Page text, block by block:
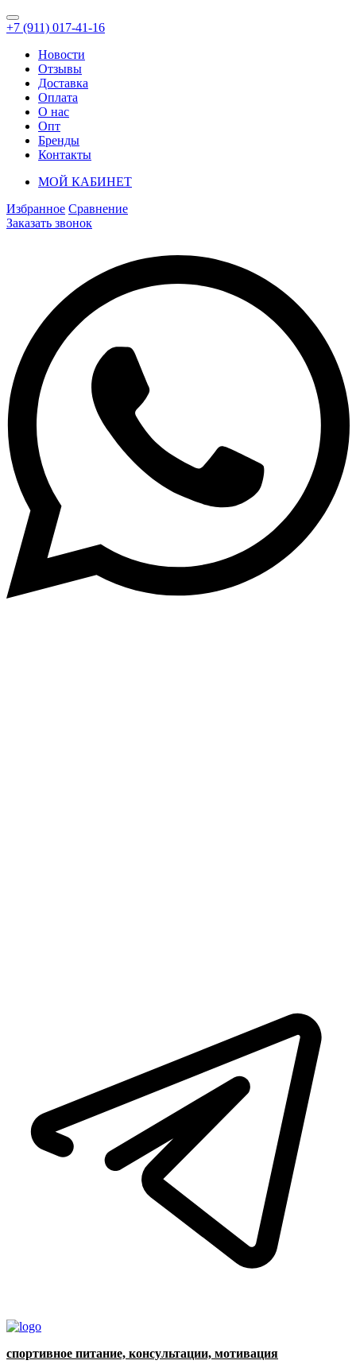
+7 (911) 017-41-16
Новости
Отзывы
Доставка
Оплата
О нас
Опт
Бренды
Контакты
МОЙ КАБИНЕТ
Избранное Сравнение
Заказать звонок
спортивное питание, консультации, мотивация